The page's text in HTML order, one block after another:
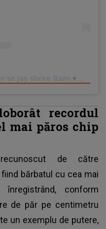
A post shared by ❤️‍🔥♥️𝕃𝕒𝕝𝕚𝕥 𝕜𝕖 𝕠𝕣 𝕤𝕖 𝕛𝕒𝕪 𝕤𝕙𝕣𝕖𝕖 ℝ𝕒𝕞 ♥️❤️‍🔥 (@lalitpatidar520)
recordul
mai păros chip
recunoscut de către
bărbatul cu cea mai
înregistrând, conform
de păr pe centimetru
un exemplu de putere,